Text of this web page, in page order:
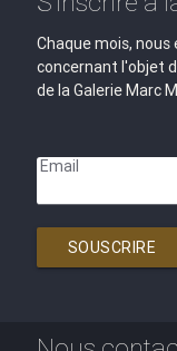
Chaque mois,
concernant l'objet
de la Galerie Marc
Email
SOUSCRIRE